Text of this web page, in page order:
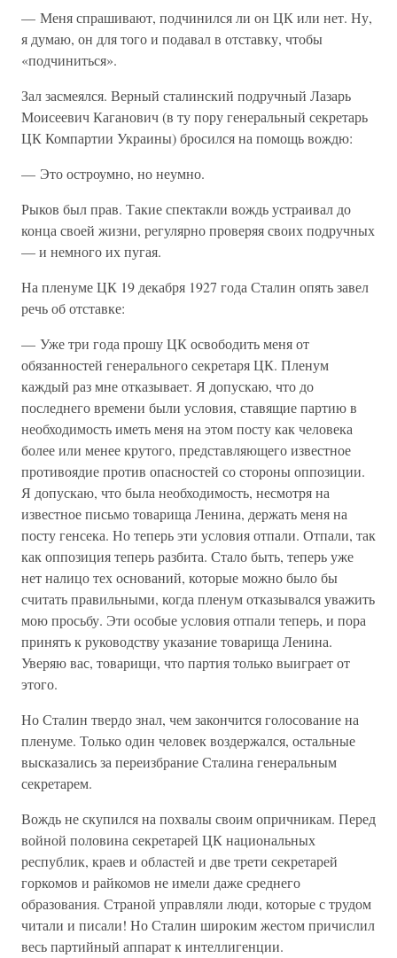
— Меня спрашивают, подчинился ли он ЦК или нет. Ну,
я думаю, он для того и подавал в отставку, чтобы
«подчиниться».
Зал засмеялся. Верный сталинский подручный Лазарь
Моисеевич Каганович (в ту пору генеральный секретарь
ЦК Компартии Украины) бросился на помощь вождю:
— Это остроумно, но неумно.
Рыков был прав. Такие спектакли вождь устраивал до
конца своей жизни, регулярно проверяя своих подручных
— и немного их пугая.
На пленуме ЦК 19 декабря 1927 года Сталин опять завел
речь об отставке:
— Уже три года прошу ЦК освободить меня от
обязанностей генерального секретаря ЦК. Пленум
каждый раз мне отказывает. Я допускаю, что до
последнего времени были условия, ставящие партию в
необходимость иметь меня на этом посту как человека
более или менее крутого, представляющего известное
противоядие против опасностей со стороны оппозиции.
Я допускаю, что была необходимость, несмотря на
известное письмо товарища Ленина, держать меня на
посту генсека. Но теперь эти условия отпали. Отпали, так
как оппозиция теперь разбита. Стало быть, теперь уже
нет налицо тех оснований, которые можно было бы
считать правильными, когда пленум отказывался уважить
мою просьбу. Эти особые условия отпали теперь, и пора
принять к руководству указание товарища Ленина.
Уверяю вас, товарищи, что партия только выиграет от
этого.
Но Сталин твердо знал, чем закончится голосование на
пленуме. Только один человек воздержался, остальные
высказались за переизбрание Сталина генеральным
секретарем.
Вождь не скупился на похвалы своим опричникам. Перед
войной половина секретарей ЦК национальных
республик, краев и областей и две трети секретарей
горкомов и райкомов не имели даже среднего
образования. Страной управляли люди, которые с трудом
читали и писали! Но Сталин широким жестом причислил
весь партийный аппарат к интеллигенции.